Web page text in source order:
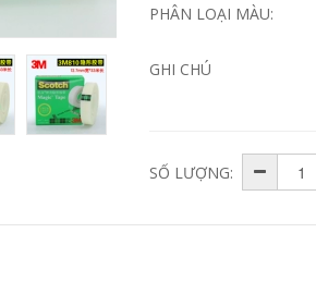
Màu vàng ngón tay
chống hàn
PHÂN LOẠI MÀU:
GHI CHÚ
SỐ LƯỢNG: